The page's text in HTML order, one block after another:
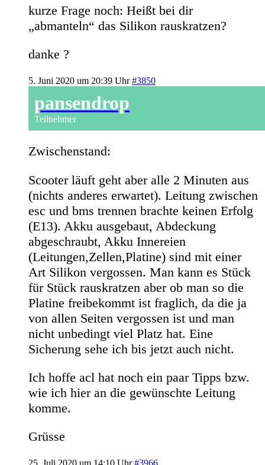
kurze Frage noch: Heißt bei dir
„abmanteln“ das Silikon rauskratzen?
danke ?
5. Juni 2020 um 20:39 Uhr #3850
pansendrop
Teilnehmer
Zwischenstand:
Scooter läuft geht aber alle 2 Minuten aus
(nichts anderes erwartet). Leitung zwischen
esc und bms trennen brachte keinen Erfolg
(E13). Akku ausgebaut, Abdeckung
abgeschraubt, Akku Innereien
(Leitungen,Zellen,Platine) sind mit einer
Art Silikon vergossen. Man kann es Stück
für Stück rauskratzen aber ob man so die
Platine freibekommt ist fraglich, da die ja
von allen Seiten vergossen ist und man
nicht unbedingt viel Platz hat. Eine
Sicherung sehe ich bis jetzt auch nicht.
Ich hoffe acl hat noch ein paar Tipps bzw.
wie ich hier an die gewünschte Leitung
komme.
Grüsse
25. Juli 2020 um 14:10 Uhr #3966